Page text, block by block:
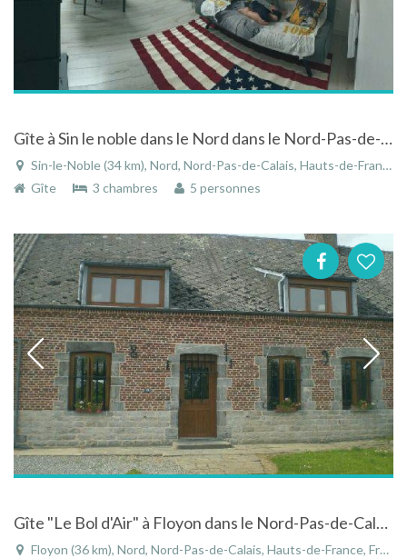
Gîte à Sin le noble dans le Nord dans le Nord-Pas-de-Calais
Sin-le-Noble (34 km), Nord, Nord-Pas-de-Calais, Hauts-de-France, France
Gîte
3 chambres 5 personnes
Gîte "Le Bol d'Air" à Floyon dans le Nord-Pas-de-Calais en pleine nature
Floyon (36 km), Nord, Nord-Pas-de-Calais, Hauts-de-France, France